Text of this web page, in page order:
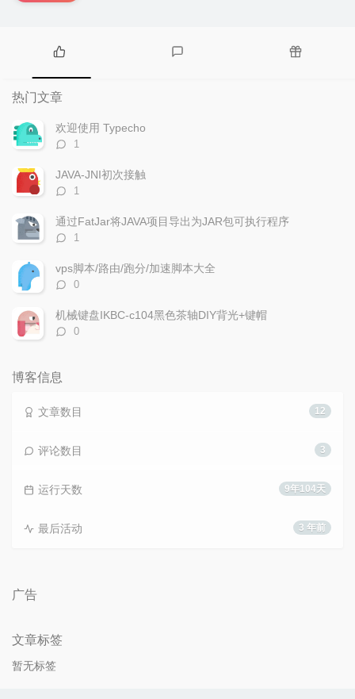
门
文
章
热门文章
欢迎使用 Typecho
评
数：
1
JAVA-JNI初次接触
评
数：
1
通过FatJar将JAVA项目导出为JAR包可执行程序
评
数：
1
vps脚本/路由/跑分/加速脚本大全
评
数：
0
机械键盘IKBC-c104黑色茶轴DIY背光+键帽
评
0
博客信息
12
文章数目
3
评论数目
9年104天
运行天数
3 年前
最后活动
广告
文章标签
暂无标签